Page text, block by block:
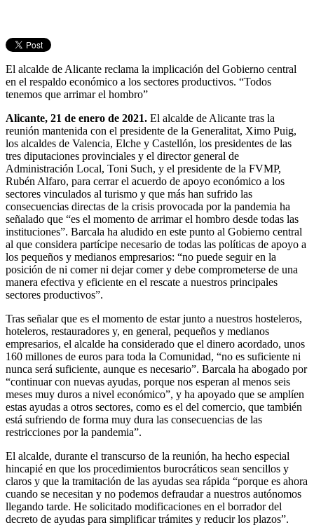
El alcalde de Alicante reclama la implicación del Gobierno central
en el respaldo económico a los sectores productivos. “Todos
tenemos que arrimar el hombro”
Alicante, 21 de enero de 2021. El alcalde de Alicante tras la
reunión mantenida con el presidente de la Generalitat, Ximo Puig,
los alcaldes de Valencia, Elche y Castellón, los presidentes de las
tres diputaciones provinciales y el director general de
Administración Local, Toni Such, y el presidente de la FVMP,
Rubén Alfaro, para cerrar el acuerdo de apoyo económico a los
sectores vinculados al turismo y que más han sufrido las
consecuencias directas de la crisis provocada por la pandemia ha
señalado que “es el momento de arrimar el hombro desde todas las
instituciones”. Barcala ha aludido en este punto al Gobierno central
al que considera partícipe necesario de todas las políticas de apoyo a
los pequeños y medianos empresarios: “no puede seguir en la
posición de ni comer ni dejar comer y debe comprometerse de una
manera efectiva y eficiente en el rescate a nuestros principales
sectores productivos”.
Tras señalar que es el momento de estar junto a nuestros hosteleros,
hoteleros, restauradores y, en general, pequeños y medianos
empresarios, el alcalde ha considerado que el dinero acordado, unos
160 millones de euros para toda la Comunidad, “no es suficiente ni
nunca será suficiente, aunque es necesario”. Barcala ha abogado por
“continuar con nuevas ayudas, porque nos esperan al menos seis
meses muy duros a nivel económico”, y ha apoyado que se amplíen
estas ayudas a otros sectores, como es el del comercio, que también
está sufriendo de forma muy dura las consecuencias de las
restricciones por la pandemia”.
El alcalde, durante el transcurso de la reunión, ha hecho especial
hincapié en que los procedimientos burocráticos sean sencillos y
claros y que la tramitación de las ayudas sea rápida “porque es ahora
cuando se necesitan y no podemos defraudar a nuestros autónomos
llegando tarde. He solicitado modificaciones en el borrador del
decreto de ayudas para simplificar trámites y reducir los plazos”.